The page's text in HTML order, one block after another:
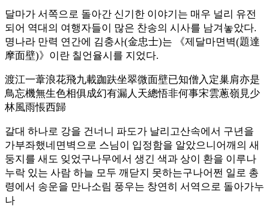
달마가 서쪽으로 돌아간 신기한 이야기는 매우 널리 유전
되어 역대의 여행자들이 많은 찬송의 시사를 남겨놓았다.
명나라 만력 연간에 김충사(金忠士)는 《제달마면벽(題達
摩面壁)》이란 칠언율시를 지었다.
渡江一葦浪花飛九載跏趺坐翠微面壁已知僧入定巢肩亦是
鳥忘機無生色相俱成幻有漏人天總悟非何事宋雲蔥嶺見少
林風雨悵西歸
갈대 하나로 강을 건너니 파도가 날리고산속에서 구년을
가부좌했네면벽으로 스님이 입정함을 알았으니어깨의 새
둥지를 새도 잊었구나무에서 생긴 색과 상이 환을 이루나
누락 있는 사람 하늘 모두 깨닫지 못하는구나어쩐 일로 총
령에서 송운을 만나소림 풍우는 창연히 서역으로 돌아가누
나